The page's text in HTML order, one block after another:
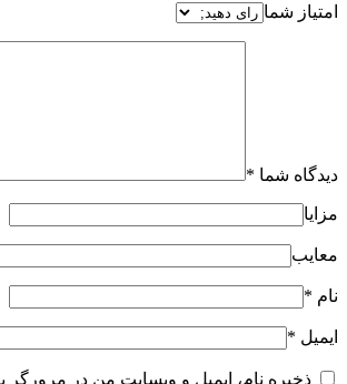
امتیاز شما
دیدگاه شما *
مزایا
معایب
نام *
ایمیل *
ذخیره نام، ایمیل و وبسایت من در مرورگر